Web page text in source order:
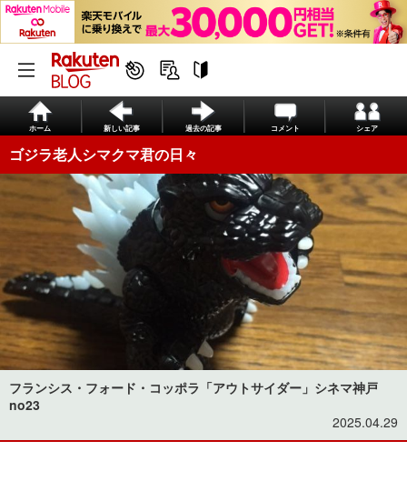
ホーム 新しい記事 過去の記事 コメント シェア
ゴジラ老人シマクマ君の日々
フランシス・フォード・コッポラ「アウトサイダー」シネマ神戸
no23
2025.04.29